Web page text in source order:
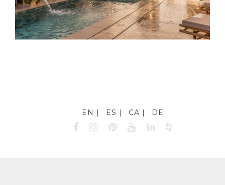
EN ES CA DE